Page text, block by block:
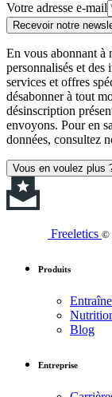
Votre adresse e-mail
Recevoir notre
En vous abonnant à
personnalisés et
services et offres
désabonner à tout
désinscription
envoyons. Pour en
données, consultez
Vous en voulez plus
Freeletics ©
Produits
Blog
Entreprise